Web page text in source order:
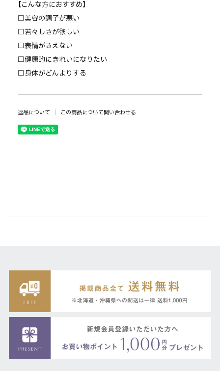
【こんな方におすすめ】
□美容の調子が悪い
□若々しさが欲しい
□表情がさえない
□健康的にきれいになりたい
□身体がどんよりする
返品について この商品について問い合わせる